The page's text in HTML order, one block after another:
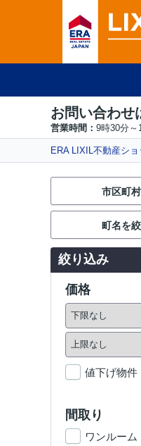
お問い合わせ
営業時間： 9時30分～
ERA LIXIL不動産シ
市区町
町名を
絞り込み
価格
値下げ物件
間取り
ワンルーム